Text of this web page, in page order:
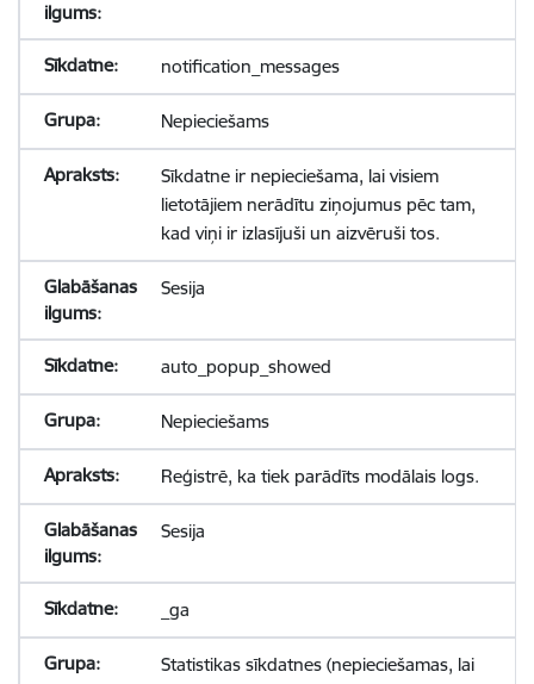
notification_messages
Nepieciešams
Sīkdatne ir nepieciešama, lai visiem
lietotājiem nerādītu ziņojumus pēc tam,
kad viņi ir izlasījuši un aizvēruši tos.
Sesija
auto_popup_showed
Nepieciešams
Reģistrē, ka tiek parādīts modālais logs.
Sesija
_ga
Statistikas sīkdatnes (nepieciešamas, lai